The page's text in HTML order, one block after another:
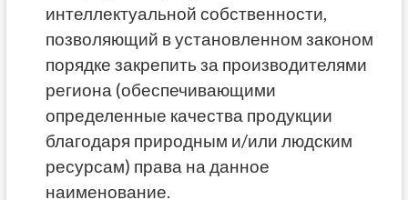
интеллектуальной собственности,
позволяющий в установленном законом
порядке закрепить за производителями
региона (обеспечивающими
определенные качества продукции
благодаря природным и/или людским
ресурсам) права на данное
наименование.